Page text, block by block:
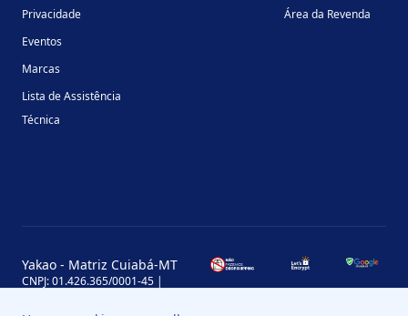
Privacidade
Eventos
Marcas
Lista de Assistência
Técnica
Área da Revenda
Yakao - Matriz Cuiabá-MT
CNPJ: 01.426.365/0001-45 |